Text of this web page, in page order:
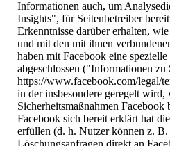
Informationen auch, um
Insights", für Seitenbetreiber
Erkenntnisse darüber erhalten,
und mit den mit ihnen
haben mit Facebook eine
abgeschlossen ("Informationen zu
https://www.facebook.com/legal/
in der insbesondere geregelt wird,
Sicherheitsmaßnahmen Facebook
Facebook sich bereit erklärt hat
erfüllen (d. h. Nutzer können z.